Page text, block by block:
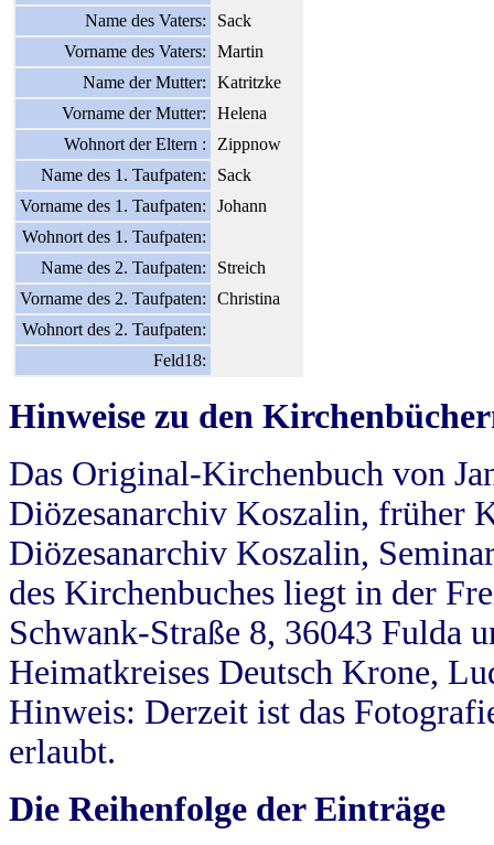
Name des Vaters:
Sack
Vorname des Vaters:
Martin
Name der Mutter:
Katritzke
Vorname der Mutter:
Helena
Wohnort der Eltern :
Zippnow
Name des 1. Taufpaten:
Sack
Vorname des 1. Taufpaten:
Johann
Wohnort des 1. Taufpaten:
Name des 2. Taufpaten:
Streich
Vorname des 2. Taufpaten:
Christina
Wohnort des 2. Taufpaten:
Feld18:
Hinweise zu den
Das Original-Kirchenbuch von
Diözesanarchiv Koszalin, früher
Diözesanarchiv Koszalin,
des Kirchenbuches liegt in der
Schwank-Straße 8, 36043 Fulda
Heimatkreises Deutsch Krone,
Hinweis: Derzeit ist das
erlaubt.
Die Reihenfolge der Einträge